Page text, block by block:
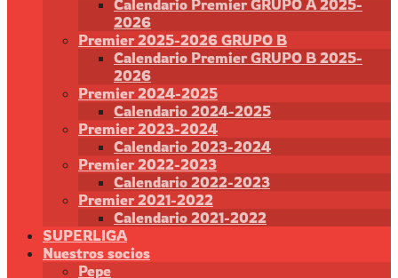
Calendario Premier GRUPO A 2025-
2026
Premier 2025-2026 GRUPO B
Calendario Premier GRUPO B 2025-
2026
Premier 2024-2025
Calendario 2024-2025
Premier 2023-2024
Calendario 2023-2024
Premier 2022-2023
Calendario 2022-2023
Premier 2021-2022
Calendario 2021-2022
SUPERLIGA
Nuestros socios
Pepe